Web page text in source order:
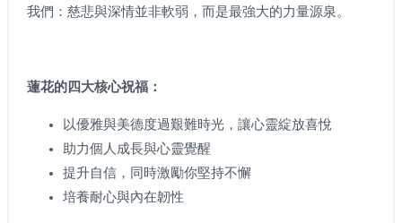
我們：慈悲與深情並非軟弱，而是最強大的力量源泉。
蓮花的四大核心祝福：
以優雅與美德度過艱難時光，讓心靈綻放喜悅
助力個人成長與心靈覺醒
提升自信，同時激勵你堅持不懈
培養耐心與內在韌性